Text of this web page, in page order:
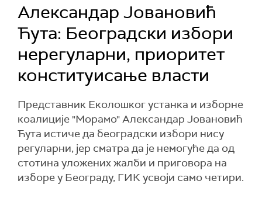
Александар Јовановић
Ћута: Београдски избори
нерегуларни, приоритет
конституисање власти
Представник Еколошког устанка и изборне
коалиције "Морамо" Александар Јовановић
Ћута истиче да београдски избори нису
регуларни, јер сматра да је немогуће да од
стотина уложених жалби и приговора на
изборе у Београду, ГИК усвоји само четири.